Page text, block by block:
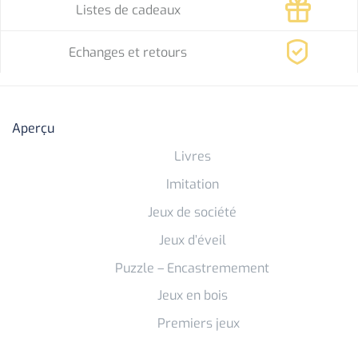
Listes de cadeaux
Echanges et retours
Aperçu
Livres
Imitation
Jeux de société
Jeux d’éveil
Puzzle – Encastremement
Jeux en bois
Premiers jeux